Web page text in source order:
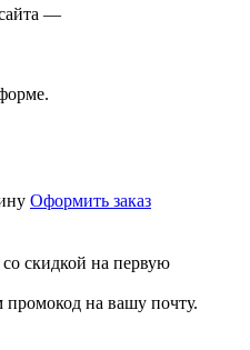
—
Оформить заказ
скидкой на первую
на вашу почту.